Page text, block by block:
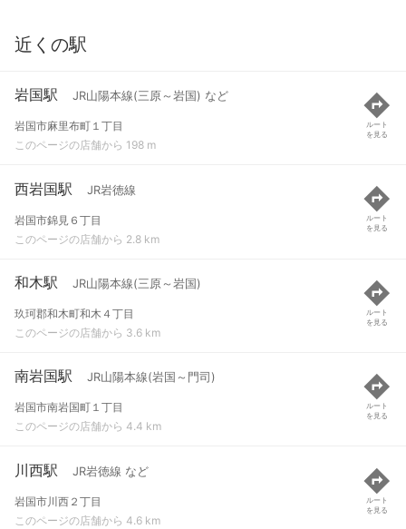
近くの駅
岩国駅 JR山陽本線(三原～岩国) など
岩国市麻里布町１丁目
このページの店舗から 198 m
ルート
を見る
西岩国駅 JR岩徳線
岩国市錦見６丁目
このページの店舗から 2.8 km
ルート
を見る
和木駅 JR山陽本線(三原～岩国)
玖珂郡和木町和木４丁目
このページの店舗から 3.6 km
ルート
を見る
南岩国駅 JR山陽本線(岩国～門司)
岩国市南岩国町１丁目
このページの店舗から 4.4 km
ルート
を見る
川西駅 JR岩徳線 など
岩国市川西２丁目
このページの店舗から 4.6 km
ルート
を見る